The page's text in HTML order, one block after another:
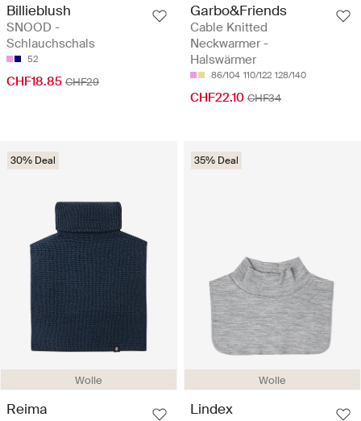
Billieblush
SNOOD -
Schlauchschals
52
CHF18.85 CHF29
Garbo&Friends
Cable Knitted
Neckwarmer -
Halswärmer
86/104 110/122 128/140
CHF22.10 CHF34
Wolle
30% Deal
Reima
Wolle
35% Deal
Lindex